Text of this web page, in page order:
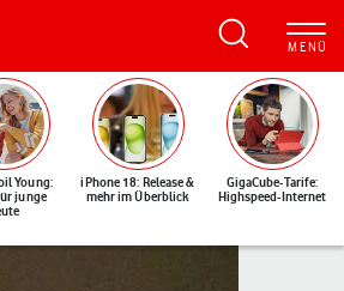
Young:
junge
iPhone 18: Release &
mehr im Überblick
GigaCube-Tarife:
Highspeed-Internet